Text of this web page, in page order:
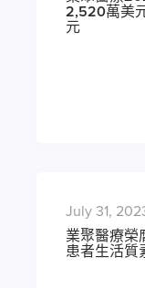
2,520萬美
元
July 31,
業聚醫療榮
患者生活質